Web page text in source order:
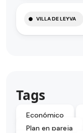
VILLA DE LEYVA
Tags
Económico
Plan en pareja